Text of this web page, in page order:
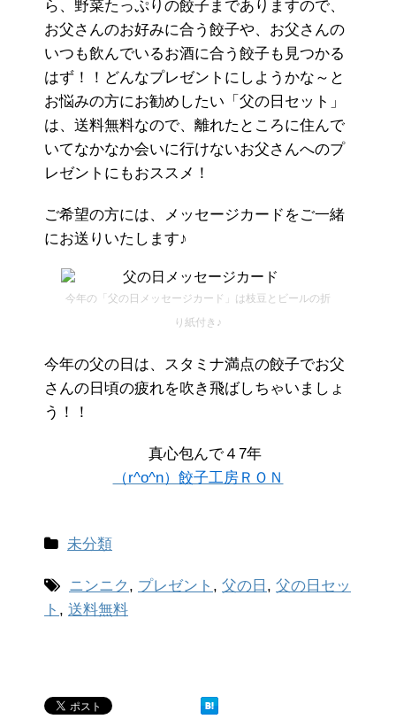
ら、野菜たっぷりの餃子までありますので、
お父さんのお好みに合う餃子や、お父さんの
いつも飲んでいるお酒に合う餃子も見つかる
はず！！どんなプレゼントにしようかな～と
お悩みの方にお勧めしたい「父の日セット」
は、送料無料なので、離れたところに住んで
いてなかなか会いに行けないお父さんへのプ
レゼントにもおススメ！
ご希望の方には、メッセージカードをご一緒
にお送りいたします♪
今年の「父の日メッセージカード」は枝豆とビールの折
り紙付き♪
今年の父の日は、スタミナ満点の餃子でお父
さんの日頃の疲れを吹き飛ばしちゃいましょ
う！！
真心包んで４7年
（r^o^n）餃子工房ＲＯＮ
未分類
ニンニク , プレゼント , 父の日 , 父の日セッ
ト , 送料無料